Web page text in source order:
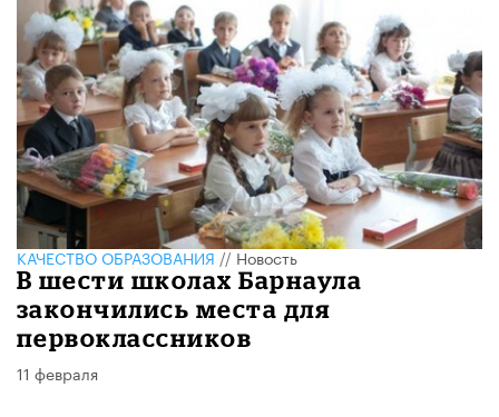
КАЧЕСТВО ОБРАЗОВАНИЯ//Новость
В шести школах Барнаула
закончились места для
первоклассников
11 февраля